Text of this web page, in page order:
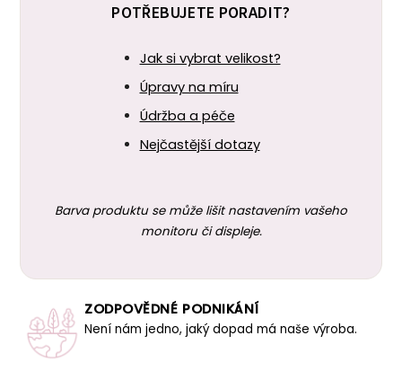
POTŘEBUJETE PORADIT?
Jak si vybrat velikost?
Úpravy na míru
Údržba a péče
Nejčastější dotazy
Barva produktu se může lišit nastavením vašeho
monitoru či displeje.
ZODPOVĚDNÉ PODNIKÁNÍ
Není nám jedno, jaký dopad má naše výroba.